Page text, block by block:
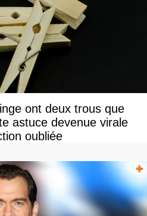
ont deux trous que
astuce devenue virale
oubliée